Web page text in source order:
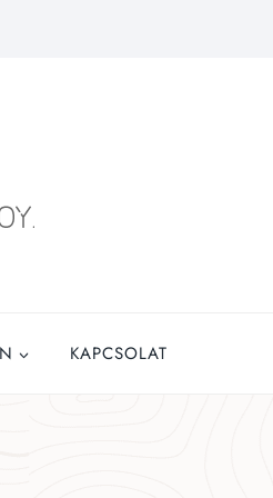
KAPCSOLAT